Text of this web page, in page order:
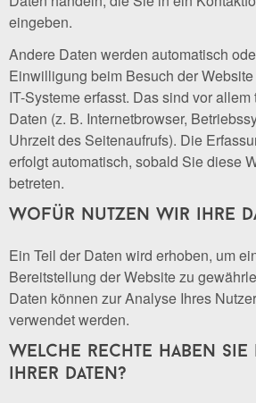
eingeben.
Andere Daten werden automatisch
Einwilligung beim Besuch der
IT-Systeme erfasst. Das sind vor
Daten (z. B. Internetbrowser,
Uhrzeit des Seitenaufrufs). Die
erfolgt automatisch, sobald Sie diese
betreten.
wofür nutzen wir ihre
Ein Teil der Daten wird erhoben, um
Bereitstellung der Website zu
Daten können zur Analyse Ihres
verwendet werden.
welche rechte haben sie
ihrer daten?